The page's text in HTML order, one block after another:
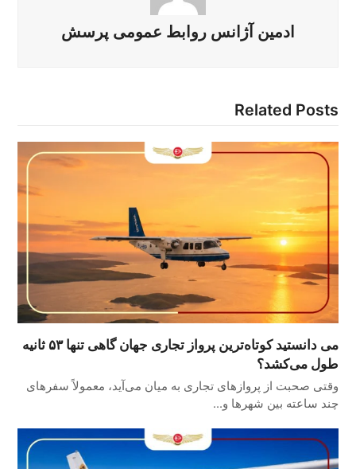
ادمین آژانس روابط عمومی پرسش
Related Posts
می دانستید کوتاه‌ترین پرواز تجاری جهان گاهی تنها ۵۳ ثانیه
طول می‌کشد؟
وقتی صحبت از پروازهای تجاری به میان می‌آید، معمولاً سفرهای
چند ساعته بین شهرها و…